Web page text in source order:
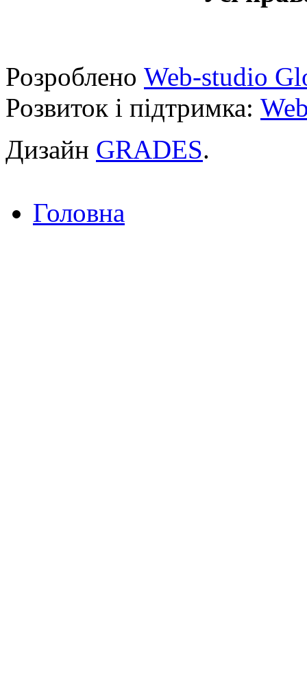
Розроблено Web-studio
Розвиток і підтримка:
Дизайн GRADES.
Головна